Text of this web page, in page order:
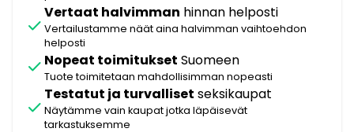
check
Vertaat halvimman hinnan helposti
Vertailustamme näät aina halvimman vaihtoehdon
helposti
check Nopeat toimitukset Suomeen
Tuote toimitetaan mahdollisimman nopeasti
check
Testatut ja turvalliset seksikaupat
Näytämme vain kaupat jotka läpäisevät
tarkastuksemme